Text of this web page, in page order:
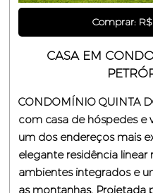
Comprar:
CASA EM
CONDOMÍNIO QUINTA
com casa de hóspedes e
um dos endereços mais
elegante residência
ambientes integrados e
as montanhas. Projetada